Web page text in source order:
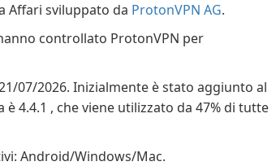
Affari sviluppato da ProtonVPN AG.
controllato ProtonVPN per
07/2026. Inizialmente è stato aggiunto al
4.4.1 , che viene utilizzato da 47% di tutte
Android/Windows/Mac.